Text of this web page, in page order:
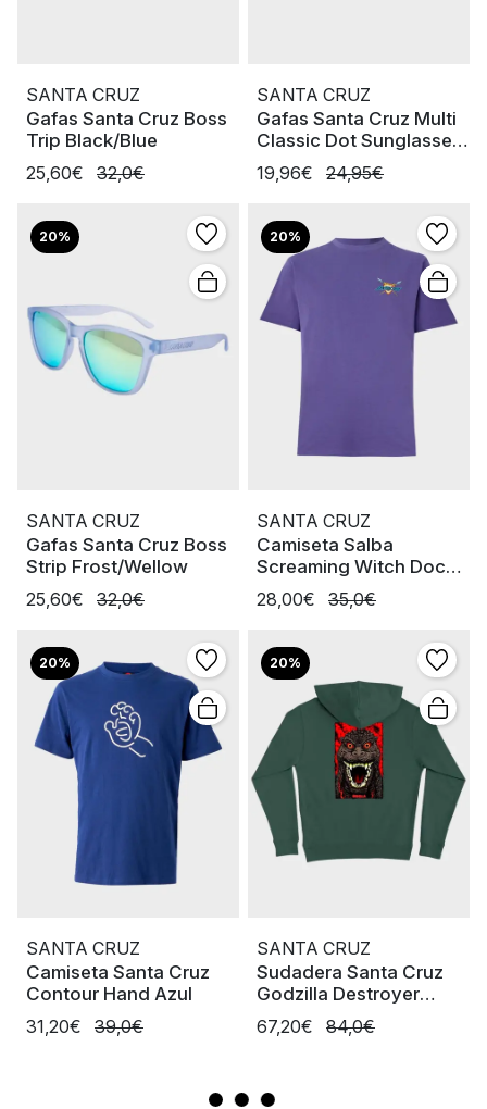
SANTA CRUZ
Gafas Santa Cruz Boss
Trip Black/Blue
25,60€
32,0€
SANTA CRUZ
Gafas Santa Cruz Multi
Classic Dot Sunglasses
Blac
19,96€ 24,95€
20%
SANTA CRUZ
Gafas Santa Cruz Boss
Strip Frost/Wellow
25,60€
32,0€
20%
SANTA CRUZ
Camiseta Salba
Screaming Witch Doc
Navy Dusk
28,00€ 35,0€
20%
SANTA CRUZ
Camiseta Santa Cruz
Contour Hand Azul
31,20€
39,0€
20%
SANTA CRUZ
Sudadera Santa Cruz
Godzilla Destroyer
Alpine Grn
67,20€ 84,0€